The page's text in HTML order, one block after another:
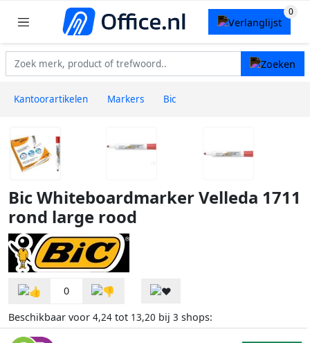
Kantoorartikelen Markers Bic
Bic Whiteboardmarker Velleda 1711
rond large rood
0
Beschikbaar voor 4,24 tot 13,20 bij 3 shops: